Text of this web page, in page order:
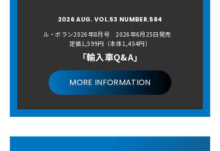
2026 AUG. VOL.53 NUMBER.584
ル・ボラン2026年8月号 2026年6月25日発売
定価1,599円（本体1,454円）
「輸入車Q&A」
MORE INFORMATION